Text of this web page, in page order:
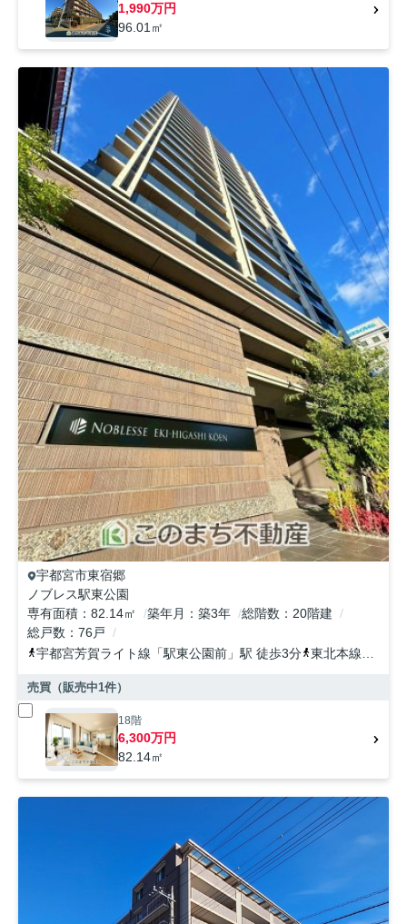
1,990万円
96.01㎡
宇都宮市東宿郷
ノブレス駅東公園
専有面積
82.14㎡ 築年月 築3年 総階数
20階建
総戸数
76戸
宇都宮芳賀ライト線 「駅東公園前 」駅 徒歩3分 東北本線
売買（販売中1件）
18階
6,300万円
82.14㎡